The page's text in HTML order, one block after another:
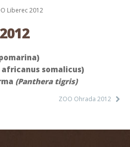
Liberec 2012
africanus somalicus)
(Panthera tigris)
ZOO Ohrada 2012